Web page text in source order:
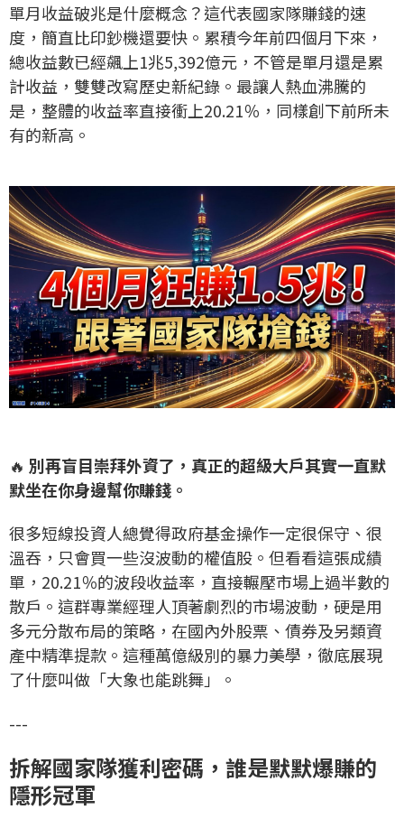
單月收益破兆是什麼概念？這代表國家隊賺錢的速
度，簡直比印鈔機還要快。累積今年前四個月下來，
總收益數已經飆上1兆5,392億元，不管是單月還是累
計收益，雙雙改寫歷史新紀錄。最讓人熱血沸騰的
是，整體的收益率直接衝上20.21％，同樣創下前所未
有的新高。
🔥 別再盲目崇拜外資了，真正的超級大戶其實一直默
默坐在你身邊幫你賺錢。
很多短線投資人總覺得政府基金操作一定很保守、很
溫吞，只會買一些沒波動的權值股。但看看這張成績
單，20.21％的波段收益率，直接輾壓市場上過半數的
散戶。這群專業經理人頂著劇烈的市場波動，硬是用
多元分散布局的策略，在國內外股票、債券及另類資
產中精準提款。這種萬億級別的暴力美學，徹底展現
了什麼叫做「大象也能跳舞」。
---
拆解國家隊獲利密碼，誰是默默爆賺的
隱形冠軍